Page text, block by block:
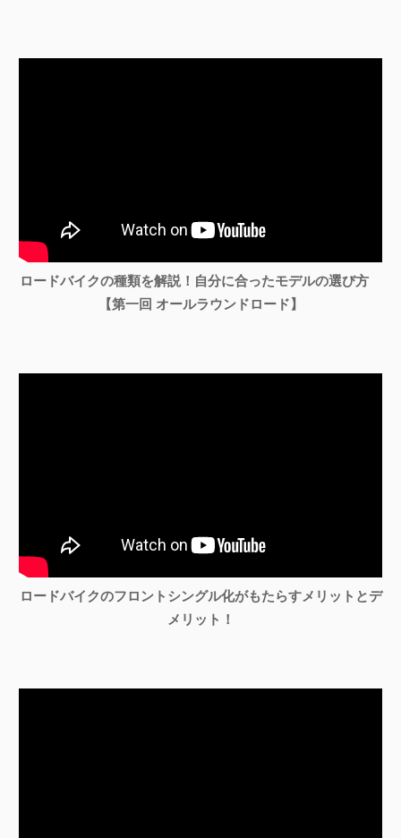
ロードバイクの種類を解説！自分に合ったモデルの選び方
【第一回 オールラウンドロード】
ロードバイクのフロントシングル化がもたらすメリットとデ
メリット！